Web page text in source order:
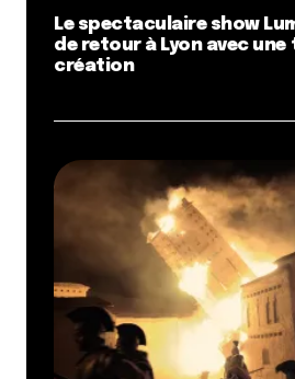
Le spectaculaire show
de retour à Lyon avec
création